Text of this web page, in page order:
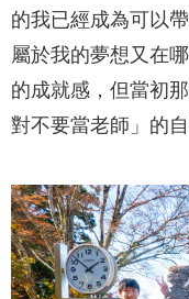
的我已經成為可以
屬於我的夢想又在
的成就感，但當初
對不要當老師」的